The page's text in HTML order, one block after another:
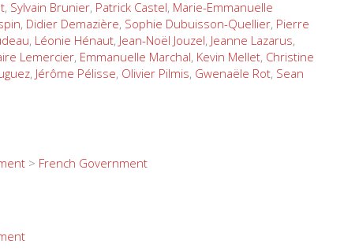
, Sylvain Brunier, Patrick Castel, Marie-Emmanuelle
, Didier Demazière, Sophie Dubuisson-Quellier, Pierre
, Léonie Hénaut, Jean-Noël Jouzel, Jeanne Lazarus,
Lemercier, Emmanuelle Marchal, Kevin Mellet, Christine
, Jérôme Pélisse, Olivier Pilmis, Gwenaële Rot, Sean
> French Government